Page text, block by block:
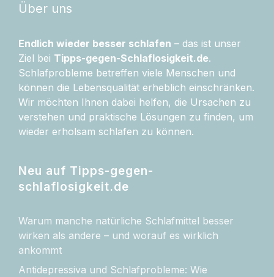
Über uns
Endlich wieder besser schlafen – das ist unser
Ziel bei Tipps-gegen-Schlaflosigkeit.de.
Schlafprobleme betreffen viele Menschen und
können die Lebensqualität erheblich einschränken.
Wir möchten Ihnen dabei helfen, die Ursachen zu
verstehen und praktische Lösungen zu finden, um
wieder erholsam schlafen zu können.
Neu auf Tipps-gegen-
schlaflosigkeit.de
Warum manche natürliche Schlafmittel besser
wirken als andere – und worauf es wirklich
ankommt
Antidepressiva und Schlafprobleme: Wie